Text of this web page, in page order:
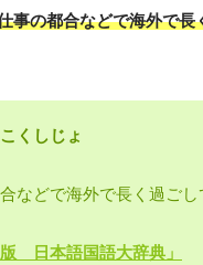
事の都合などで海外で
くしじょ
などで海外で長く過ごし
日本語国語大辞典」